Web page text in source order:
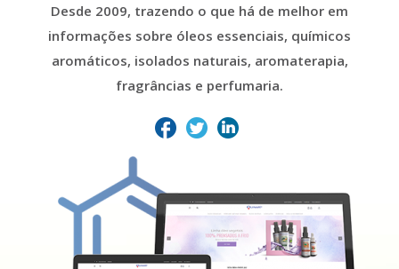
Desde 2009, trazendo o que há de melhor em
informações sobre óleos essenciais, químicos
aromáticos, isolados naturais, aromaterapia,
fragrâncias e perfumaria.